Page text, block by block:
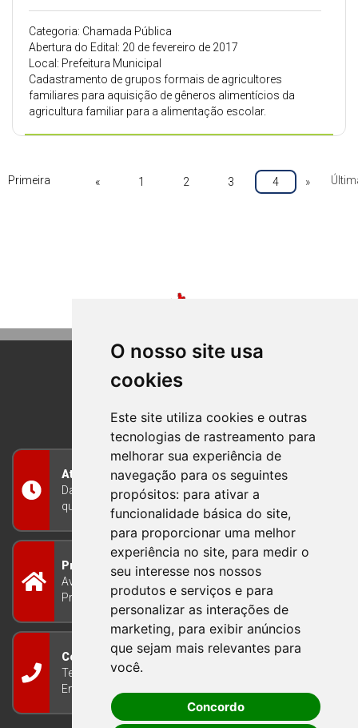
O nosso site usa
cookies
Este site utiliza cookies e outras
tecnologias de rastreamento para
melhorar sua experiência de
navegação para os seguintes
propósitos: para ativar a
funcionalidade básica do site,
para proporcionar uma melhor
experiência no site, para medir o
seu interesse nos nossos
produtos e serviços e para
personalizar as interações de
marketing, para exibir anúncios
que sejam mais relevantes para
você.
Concordo
Categoria: Chamada Pública
Abertura do Edital: 20 de fevereiro de 2017
Local: Prefeitura Municipal
Cadastramento de grupos formais de agricultores
familiares para aquisição de gêneros alimentícios da
agricultura familiar para a alimentação escolar.
Primeira « 1 2 3 4 »
BOM PRINCIPIO
RIO GRANDE DO SUL
Atendimento
Das 8h às 12h e das 13h às 17h30, de segunda a
quinta-feira, e nas sextas-feiras das 7h às 13h
Prefeitura Municipal
Avenida Guilherme Winter 65 - Centro Bom
Princípio/RS - Brasil CEP 95765-000
Contato
Telefone: (51) 3634-8100
Email: